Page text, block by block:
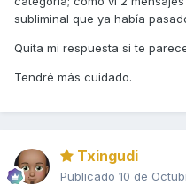
subliminal que ya había
Quita mi respuesta si te
Tendré más cuidado.
Txingudi
Publicado 10 de